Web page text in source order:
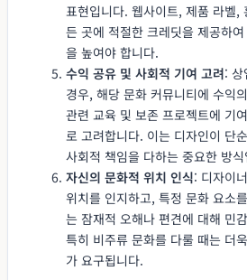
표현입니다. 웹사이트, 제품 라벨,
든 곳에 적절한 크레딧을 제공하
을 높여야 합니다.
수익 공유 및 사회적 기여 고려: 상
경우, 해당 문화 커뮤니티에 수익
관련 교육 및 보존 프로젝트에 기
로 고려합니다. 이는 디자인이 단
사회적 책임을 다하는 중요한 방
자신의 문화적 위치 인식: 디자이
위치를 인지하고, 특정 문화 요소
는 잠재적 오해나 편견에 대해 민
특히 비주류 문화를 다룰 때는 더
가 요구됩니다.